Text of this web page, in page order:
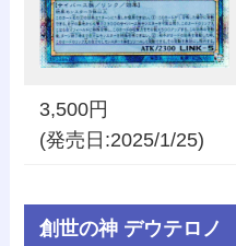
3,500円
(発売日:2025/1/25)
創世の神 デウテロノ